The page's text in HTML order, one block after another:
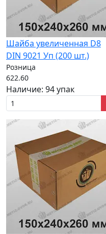
Шайба увеличенная D8
DIN 9021 Уп (200 шт.)
Розница
622.60
Наличие: 94 упак